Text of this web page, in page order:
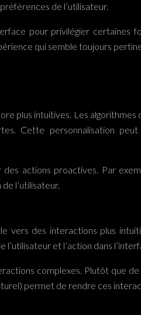
de l’utilisateur.
pour privilégier certaines
qui semble toujours
plus intuitives. Les
Cette personnalisation
actions proactives. Par
l’utilisateur.
des interactions plus
et l’action dans
complexes. Plutôt que
permet de rendre ces